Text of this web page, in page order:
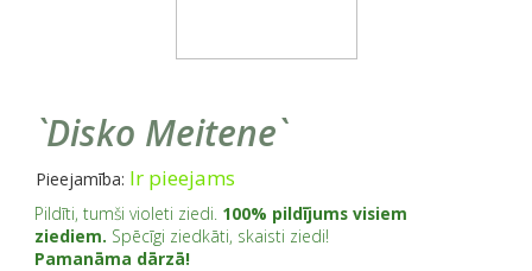
`Disko Meitene`
Pieejamība: Ir pieejams
Pildīti, tumši violeti ziedi. 100% pildījums visiem
ziediem. Spēcīgi ziedkāti, skaisti ziedi!
Pamanāma dārzā!